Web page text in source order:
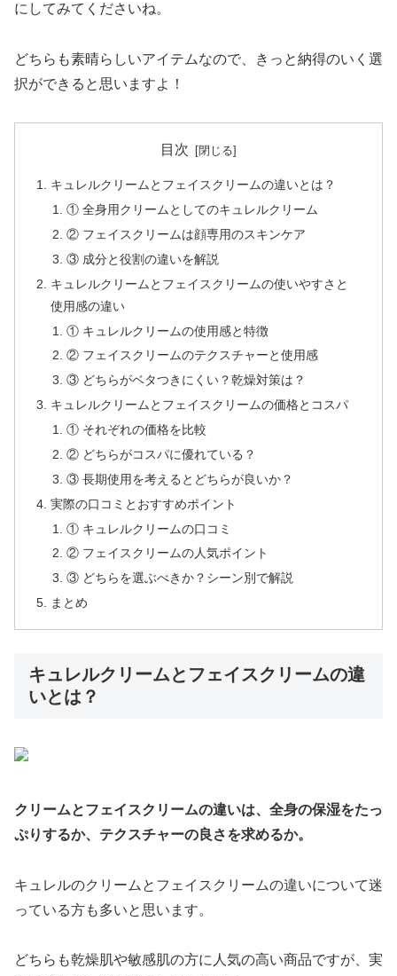
にしてみてくださいね。
どちらも素晴らしいアイテムなので、きっと納得のいく選
択ができると思いますよ！
目次
キュレルクリームとフェイスクリームの違いとは？
① 全身用クリームとしてのキュレルクリーム
② フェイスクリームは顔専用のスキンケア
③ 成分と役割の違いを解説
キュレルクリームとフェイスクリームの使いやすさと
使用感の違い
① キュレルクリームの使用感と特徴
② フェイスクリームのテクスチャーと使用感
③ どちらがベタつきにくい？乾燥対策は？
キュレルクリームとフェイスクリームの価格とコスパ
① それぞれの価格を比較
② どちらがコスパに優れている？
③ 長期使用を考えるとどちらが良いか？
実際の口コミとおすすめポイント
① キュレルクリームの口コミ
② フェイスクリームの人気ポイント
③ どちらを選ぶべきか？シーン別で解説
まとめ
キュレルクリームとフェイスクリームの違
いとは？
クリームとフェイスクリームの違いは、全身の保湿をたっ
ぷりするか、テクスチャーの良さを求めるか。
キュレルのクリームとフェイスクリームの違いについて迷
っている方も多いと思います。
どちらも乾燥肌や敏感肌の方に人気の高い商品ですが、実